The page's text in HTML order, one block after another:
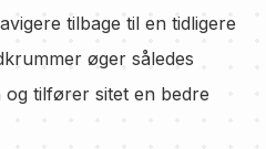
tilbage til en tidligere
øger således
tilfører sitet en bedre